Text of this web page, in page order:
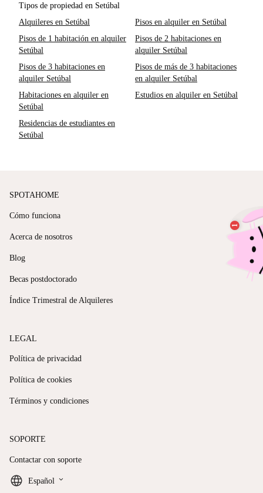
Tipos de propiedad en Setúbal
Alquileres en Setúbal
Pisos en alquiler en Setúbal
Pisos de 1 habitación en alquiler
Setúbal
Pisos de 2 habitaciones en
alquiler Setúbal
Pisos de 3 habitaciones en
alquiler Setúbal
Pisos de más de 3 habitaciones
en alquiler Setúbal
Habitaciones en alquiler en
Setúbal
Estudios en alquiler en Setúbal
Residencias de estudiantes en
Setúbal
SPOTAHOME
Cómo funciona
Acerca de nosotros
Blog
Becas postdoctorado
Índice Trimestral de Alquileres
LEGAL
Política de privacidad
Política de cookies
Términos y condiciones
SOPORTE
Contactar con soporte
Español keyboard_arrow_down